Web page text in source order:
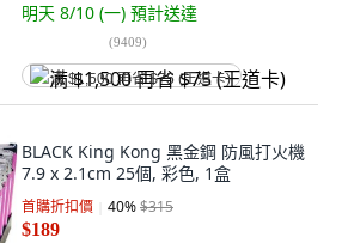
明天 8/10 (一) 預計送達
(9409)
满 $1,500 再省 $75 (王道卡)
BLACK King Kong 黑金鋼 防風打火機
7.9 x 2.1cm 25個, 彩色, 1盒
首購折扣價 40%$315
$189